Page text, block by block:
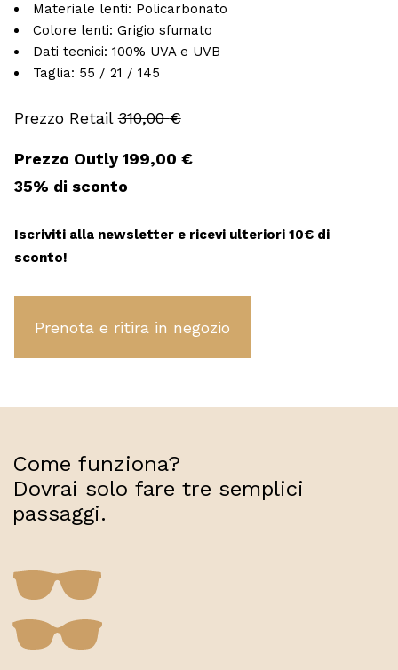
Materiale lenti: Policarbonato
Colore lenti: Grigio sfumato
Dati tecnici: 100% UVA e UVB
Taglia: 55 / 21 / 145
310,00€
Il
prezzo
originale
era:
310,00 €.
199,00 €Il
prezzo
35% di sconto
Iscriviti alla newsletter e ricevi ulteriori 10€ di
sconto!
Come funziona?
Dovrai solo fare tre semplici
passaggi.